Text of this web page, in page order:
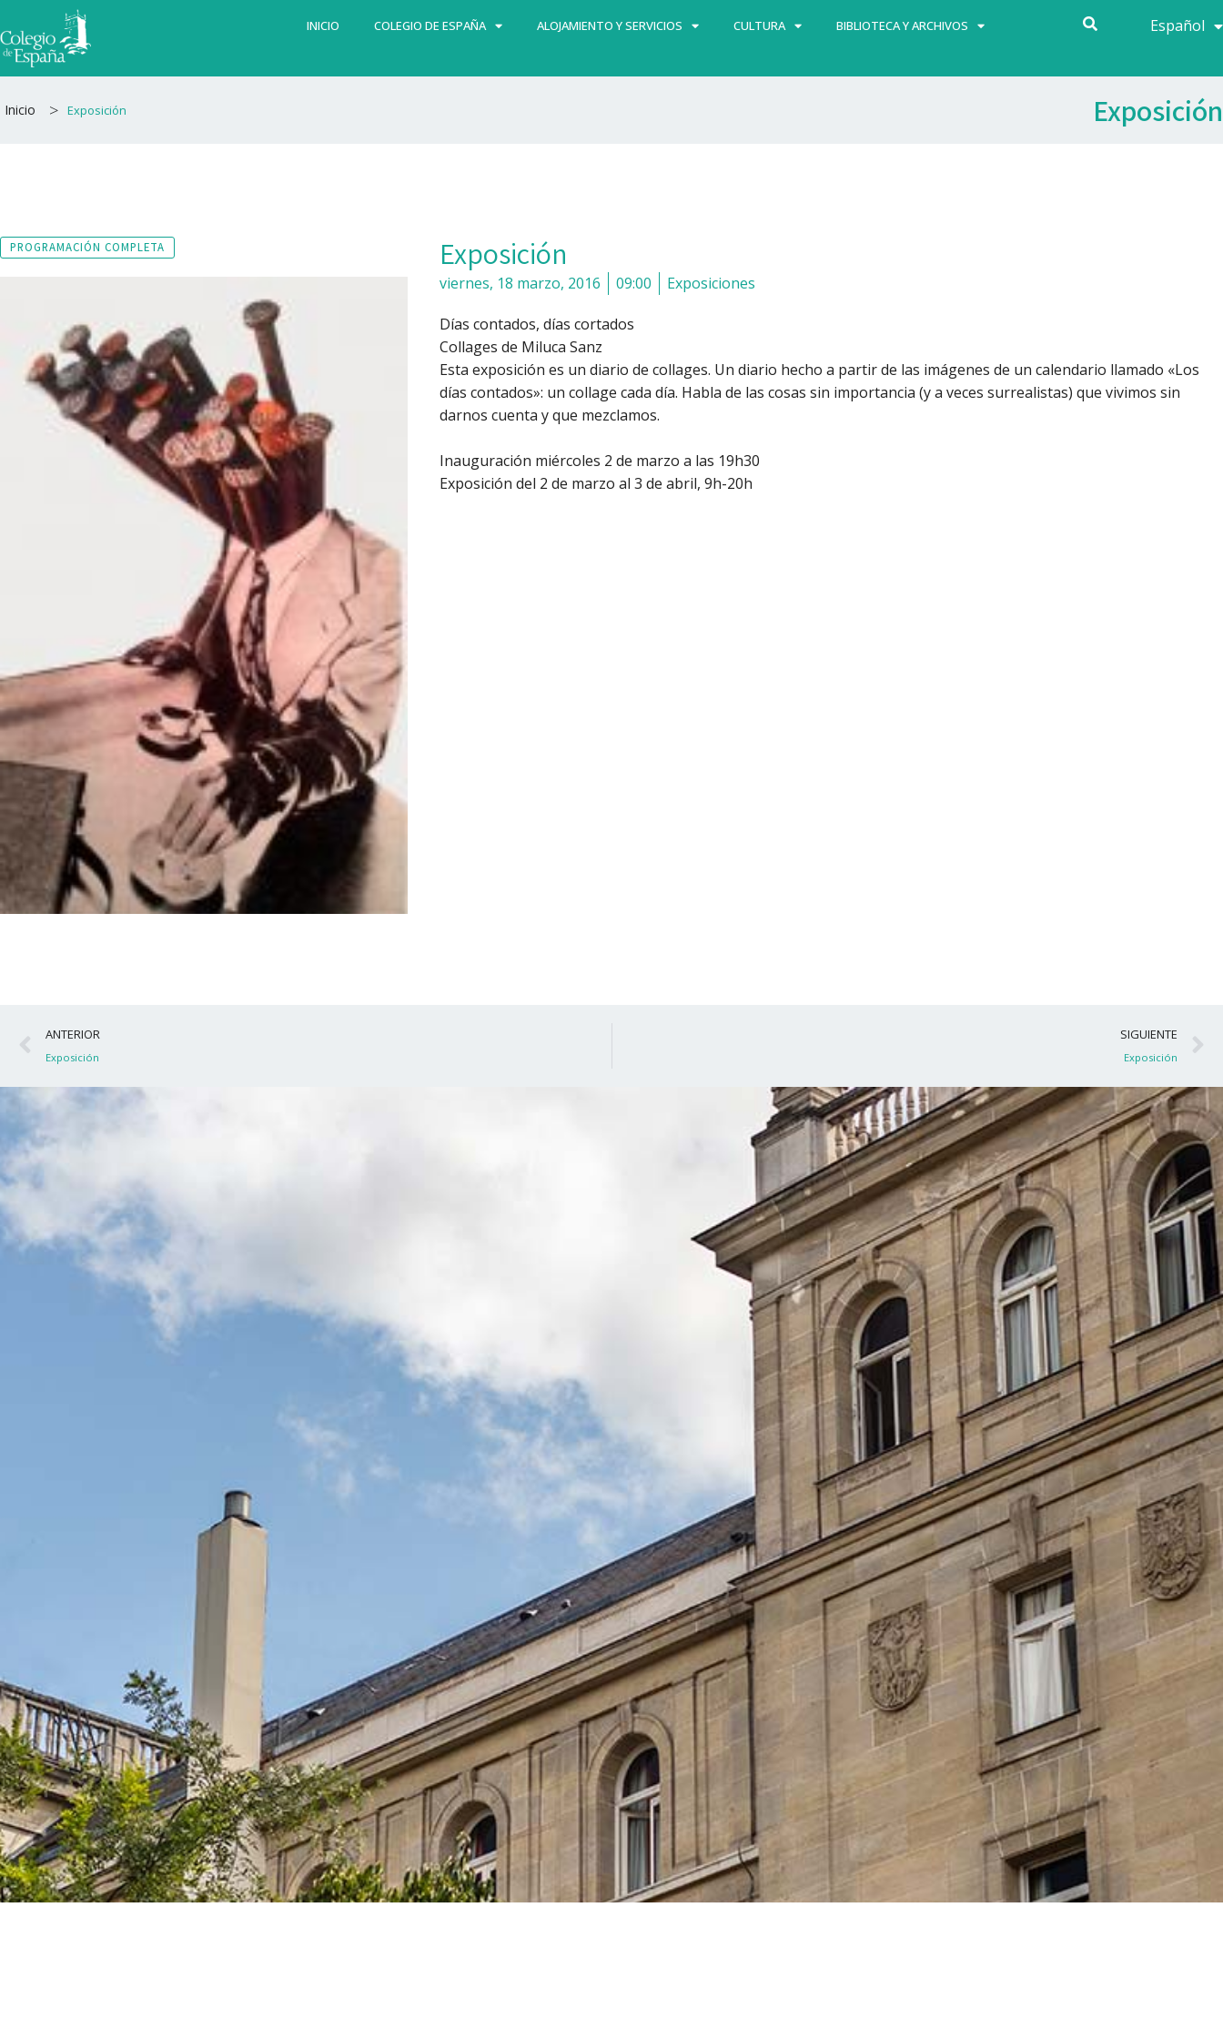
al
contenido
INICIO COLEGIO DE ESPAÑA ALOJAMIENTO Y SERVICIOS CULTURA BIBLIOTECA Y ARCHIVOS Español
Français
Inicio > Exposición Exposición
PROGRAMACIÓN COMPLETA Exposición
viernes, 18 marzo, 2016 09:00 Exposiciones
Días contados, días cortados
Collages de Miluca Sanz
Esta exposición es un diario de collages. Un diario hecho a partir de las imágenes de un calendario llamado «Los
días contados»: un collage cada día. Habla de las cosas sin importancia (y a veces surrealistas) que vivimos sin
darnos cuenta y que mezclamos.
Inauguración miércoles 2 de marzo a las 19h30
Exposición del 2 de marzo al 3 de abril, 9h-20h
Ant
ANTERIOR
Exposición
SIGUIENTE
Exposición